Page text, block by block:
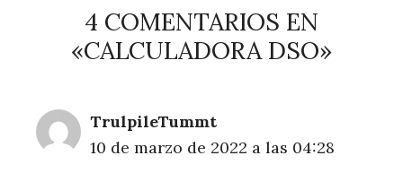
4 COMENTARIOS EN
«CALCULADORA DSO»
TrulpileTummt
10 de marzo de 2022 a las 04:28